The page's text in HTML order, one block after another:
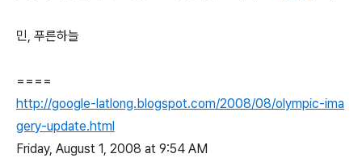
민, 푸른하늘
====
http://google-latlong.blogspot.com/2008/08/olympic-ima
gery-update.html
Friday, August 1, 2008 at 9:54 AM